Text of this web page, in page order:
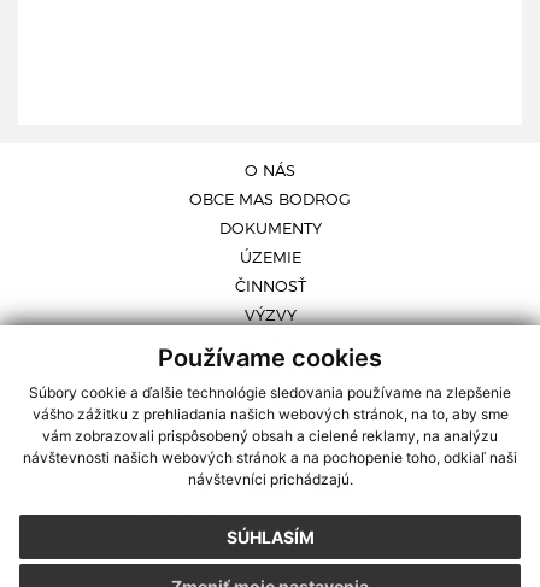
Používame cookies
Súbory cookie a ďalšie technológie sledovania používame na zlepšenie
vášho zážitku z prehliadania našich webových stránok, na to, aby sme
vám zobrazovali prispôsobený obsah a cielené reklamy, na analýzu
návštevnosti našich webových stránok a na pochopenie toho, odkiaľ naši
návštevníci prichádzajú.
SÚHLASÍM
O NÁS
OBCE MAS BODROG
DOKUMENTY
ÚZEMIE
ČINNOSŤ
VÝZVY
ORGANIZAČNÁ ŠTRUKTÚRA
GALÉRIA
KONTAKT
IROP Výzvy
Harmonogram výziev
Stratégia CLLD MAS BODROG, o.z.
pozvánky